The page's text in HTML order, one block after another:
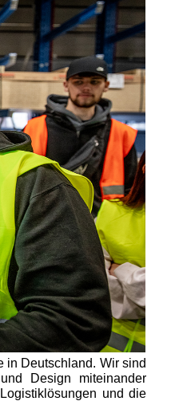
in Deutschland. Wir sind
Design miteinander
und die